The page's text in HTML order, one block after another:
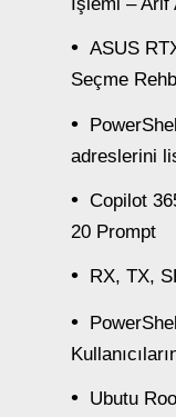
ASUS
Seçme
adreslerini
Copilot
20 Prompt
RX, TX,
Ubutu